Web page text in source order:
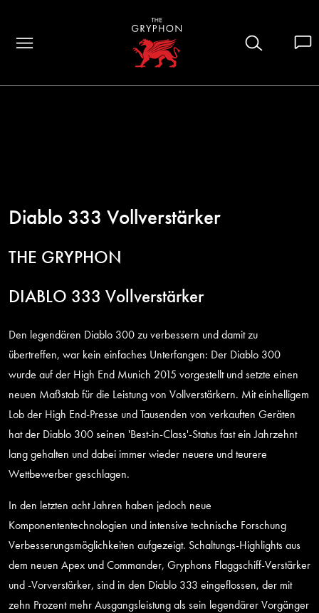
Diablo 333 Vollverstärker
THE GRYPHON
DIABLO 333 Vollverstärker
Den legendären Diablo 300 zu verbessern und damit zu
übertreffen, war kein einfaches Unterfangen: Der Diablo 300
wurde auf der High End Munich 2015 vorgestellt und setzte einen
neuen Maßstab für die Leistung von Vollverstärkern. Mit einhelligem
Lob der High End-Presse und Tausenden von verkauften Geräten
hat der Diablo 300 seinen 'Best-in-Class'-Status fast ein Jahrzehnt
lang gehalten und dabei immer wieder neuere und teurere
Wettbewerber geschlagen.
In den letzten acht Jahren haben jedoch neue
Komponententechnologien und intensive technische Forschung
Verbesserungsmöglichkeiten aufgezeigt. Schaltungs-Highlights aus
dem neuen Apex und Commander, Gryphons Flaggschiff-Verstärker
und -Vorverstärker, sind in den Diablo 333 eingeflossen, der mit
zehn Prozent mehr Ausgangsleistung als sein legendärer Vorgänger